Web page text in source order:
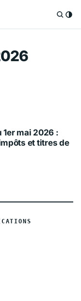
—
1er mai 2026 :
et titres de